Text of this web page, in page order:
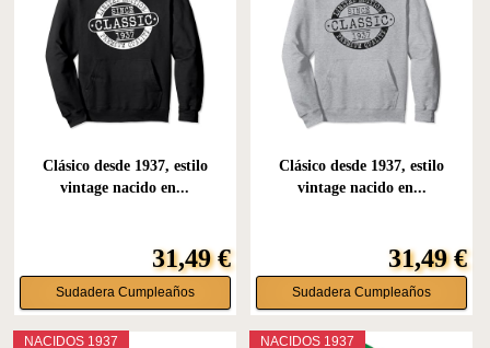
Clásico desde 1937, estilo
vintage nacido en...
31,49 €
Sudadera Cumpleaños
Clásico desde 1937, estilo
vintage nacido en...
31,49 €
Sudadera Cumpleaños
NACIDOS 1937 NACIDOS 1937